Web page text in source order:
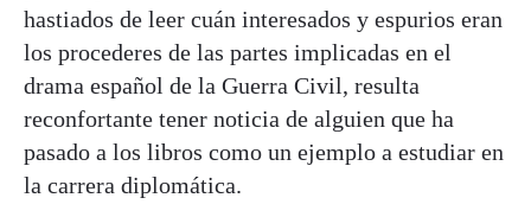
hastiados de leer cuán interesados y espurios eran
los procederes de las partes implicadas en el
drama español de la Guerra Civil, resulta
reconfortante tener noticia de alguien que ha
pasado a los libros como un ejemplo a estudiar en
la carrera diplomática.